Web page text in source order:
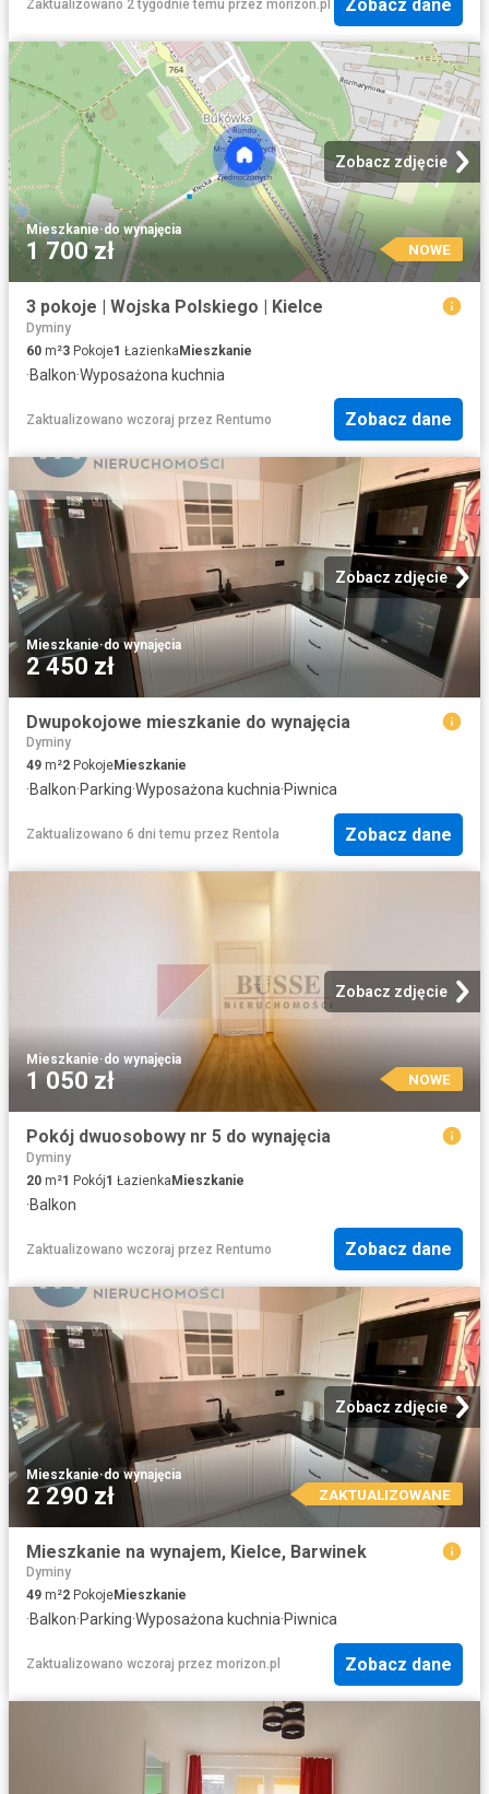
Zaktualizowano 2 tygodnie temu przez morizon.pl Zobacz dane
Zobacz zdjęcie
Mieszkanie·do wynajęcia
1 700 zł NOWE
3 pokoje | Wojska Polskiego | Kielce
Dyminy
60 m²3 Pokoje1 ŁazienkaMieszkanie
·Balkon·Wyposażona kuchnia
Zaktualizowano wczoraj przez Rentumo Zobacz dane
Zobacz zdjęcie
Mieszkanie·do wynajęcia
2 450 zł
Dwupokojowe mieszkanie do wynajęcia
Dyminy
49 m²2 PokojeMieszkanie
·Balkon·Parking·Wyposażona kuchnia·Piwnica
Zaktualizowano 6 dni temu przez Rentola Zobacz dane
Zobacz zdjęcie
Mieszkanie·do wynajęcia
1 050 zł NOWE
Pokój dwuosobowy nr 5 do wynajęcia
Dyminy
20 m²1 Pokój1 ŁazienkaMieszkanie
·Balkon
Zaktualizowano wczoraj przez Rentumo Zobacz dane
Zobacz zdjęcie
Mieszkanie·do wynajęcia
2 290 zł ZAKTUALIZOWANE
Mieszkanie na wynajem, Kielce, Barwinek
Dyminy
49 m²2 PokojeMieszkanie
·Balkon·Parking·Wyposażona kuchnia·Piwnica
Zaktualizowano wczoraj przez morizon.pl Zobacz dane